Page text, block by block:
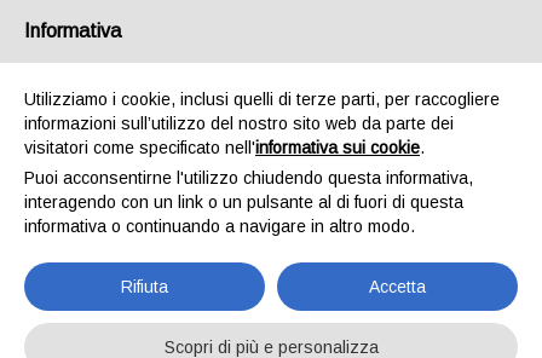
NEVE E GHIACCIO
Informativa
Utilizziamo i cookie, inclusi quelli di terze parti, per raccogliere
informazioni sull’utilizzo del nostro sito web da parte dei
visitatori come specificato nell'informativa sui cookie.
Puoi acconsentirne l'utilizzo chiudendo questa informativa,
interagendo con un link o un pulsante al di fuori di questa
informativa o continuando a navigare in altro modo.
Rifiuta Accetta
Scopri di più e personalizza